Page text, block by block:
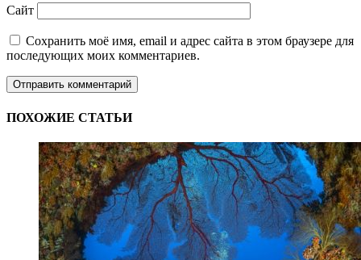
Сайт
Сохранить моё имя, email и адрес сайта в этом браузере для
последующих моих комментариев.
ПОХОЖИЕ СТАТЬИ